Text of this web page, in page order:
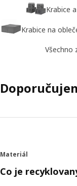
Krabice
Krabice na
Všechno
Materiál
Co je